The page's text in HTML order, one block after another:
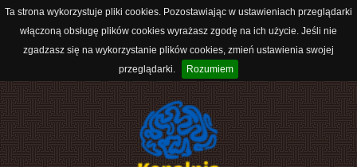
Ta strona wykorzystuje pliki cookies. Pozostawiając w ustawieniach przeglądarki
włączoną obsługę plików cookies wyrażasz zgodę na ich użycie. Jeśli nie
zgadzasz się na wykorzystanie plików cookies, zmień ustawienia swojej
przeglądarki.
Rozumiem